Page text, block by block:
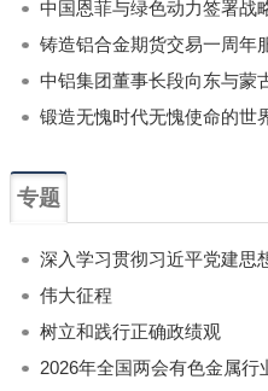
中国恩菲与绿色动力签署战
铸造铝合金期货交易一周年
专题
深入学习贯彻习近平党建思
伟大征程
树立和践行正确政绩观
2026年全国两会有色金属行